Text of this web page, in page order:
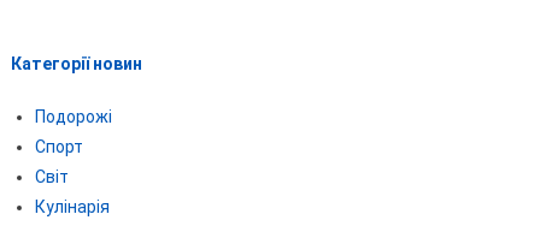
Категорії новин
Подорожі
Спорт
Світ
Кулінарія